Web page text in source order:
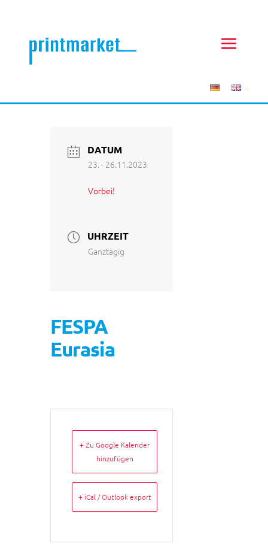
DATUM
23. - 26.11.2023
Vorbei!
UHRZEIT
Ganztägig
FESPA
Eurasia
+ Zu Google Kalender
hinzufügen
+ iCal / Outlook export